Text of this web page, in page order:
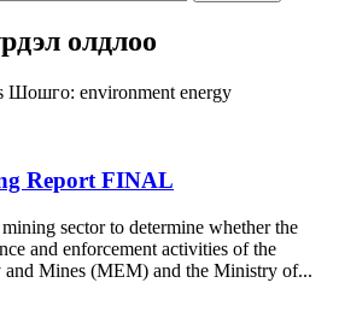
олдлоо
Шошго: environment energy
Report FINAL
sector to determine whether the
and enforcement activities of the
Mines (MEM) and the Ministry of...